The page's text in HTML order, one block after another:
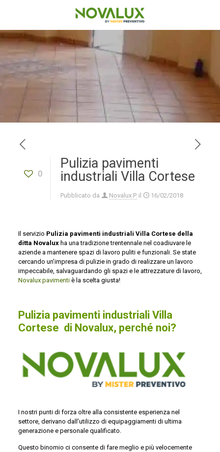
0
Pulizia pavimenti
industriali Villa Cortese
Pubblicato da Novalux P. il 16/02/2018
Il servizio Pulizia pavimenti industriali Villa Cortese della
ditta Novaluxha una tradizione trentennale nel coadiuvare le
aziende a mantenere spazi di lavoro puliti e funzionali. Se state
cercando un’impresa di pulizie in grado di realizzare un lavoro
impeccabile, salvaguardando gli spazi e le attrezzature di lavoro,
Novalux pavimentiè la scelta giusta!
Pulizia pavimenti industriali Villa
Cortese di Novalux, perché noi?
I nostri punti di forza oltre alla consistente esperienza nel
settore, derivano dall’utilizzo di equipaggiamenti di ultima
generazione e personale qualificato.
Questo binomio ci consente di fare meglio e più velocemente